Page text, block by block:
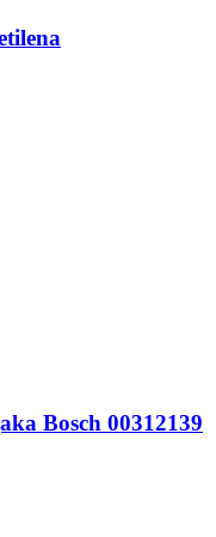
Bosch 00312139